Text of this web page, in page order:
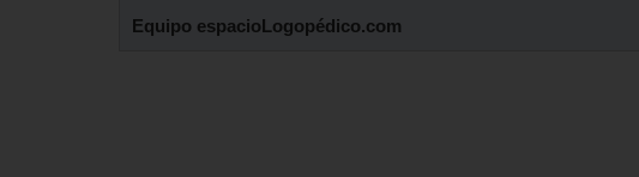
Equipo espacioLogopédico.com